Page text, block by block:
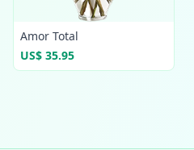
Amor Total
US$ 35.95